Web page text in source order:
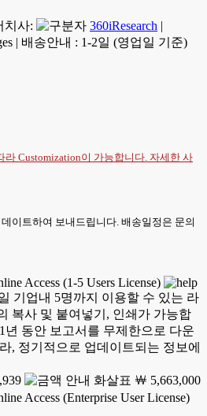
치사: 360iResearch |
| 배송안내 : 1-2일 (영업일 기준)
라 Customization이 가능합니다. 자세한 사
이트하여 보내드립니다. 배송일정은 문의
Access (1-5 Users License)
기업내 5명까지 이용할 수 있는 라
복사 및 붙여넣기, 인쇄가 가능합
년 동안 보고서를 무제한으로 다운
, 정기적으로 업데이트되는 정보에
￦ 5,663,000
Access (Enterprise User License)